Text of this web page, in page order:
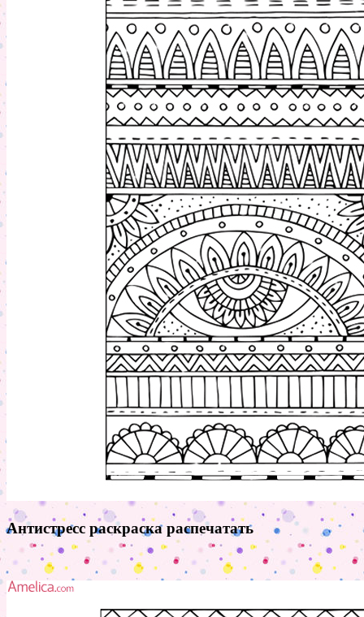
Антистресс раскраска распечатать